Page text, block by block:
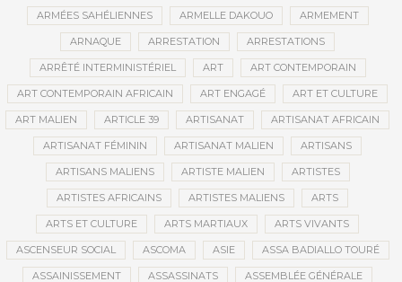
ARMÉES SAHÉLIENNES ARMELLE DAKOUO ARMEMENT
ARNAQUE ARRESTATION ARRESTATIONS
ARRÊTÉ INTERMINISTÉRIEL ART ART CONTEMPORAIN
ART CONTEMPORAIN AFRICAIN ART ENGAGÉ ART ET CULTURE
ART MALIEN ARTICLE 39 ARTISANAT ARTISANAT AFRICAIN
ARTISANAT FÉMININ ARTISANAT MALIEN ARTISANS
ARTISANS MALIENS ARTISTE MALIEN ARTISTES
ARTISTES AFRICAINS ARTISTES MALIENS ARTS
ARTS ET CULTURE ARTS MARTIAUX ARTS VIVANTS
ASCENSEUR SOCIAL ASCOMA ASIE ASSA BADIALLO TOURÉ
ASSAINISSEMENT ASSASSINATS ASSEMBLÉE GÉNÉRALE